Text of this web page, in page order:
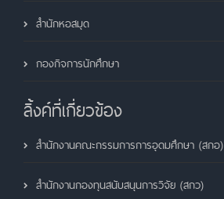
สำนักหอสมุด
กองกิจการนักศึกษา
ลิ้งค์ที่เกี่ยวข้อง
สำนักงานคณะกรรมการการอุดมศึกษา (สกอ)
สำนักงานกองทุนสนับสนุนการวิจัย (สกว)